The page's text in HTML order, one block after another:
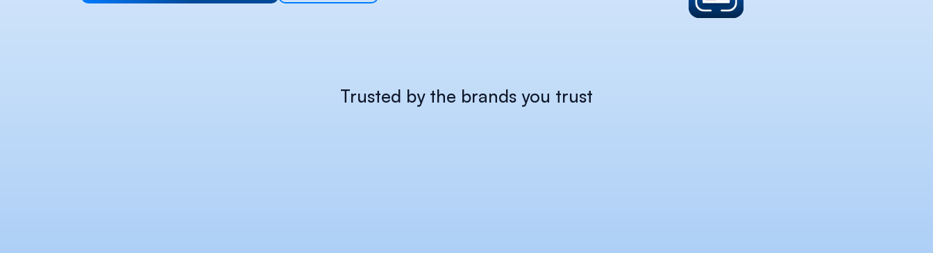
Trusted by the brands you trust